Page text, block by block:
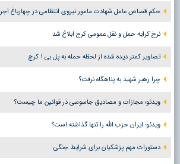
حکم قصاص عامل شهادت مامور نیروی انتظامی در چهارباغ
نرخ کرایه حمل و نقل عمومی کرج ابلاغ شد
تصاویر کمتر دیده شده از لحظه حمله به پل بی ۱ کرج
چرا رهبر شهید به پناهگاه نرفت؟
ویدئو؛ مجازات و مصادیق جاسوسی در قوانین ما چیست؟
ویدئو؛ ایران حزب الله را تنها گذاشته است؟
دستورات مهم پزشکیان برای شرایط جنگی